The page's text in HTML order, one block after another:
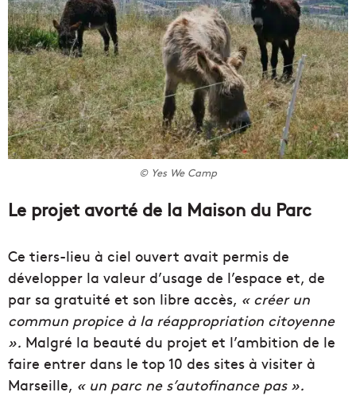
© Yes We Camp
Le projet avorté de la Maison du Parc
Ce tiers-lieu à ciel ouvert avait permis de
développer la valeur d’usage de l’espace et, de
par sa gratuité et son libre accès, « créer un
commun propice à la réappropriation citoyenne
». Malgré la beauté du projet et l’ambition de le
faire entrer dans le top 10 des sites à visiter à
Marseille, « un parc ne s’autofinance pas ».